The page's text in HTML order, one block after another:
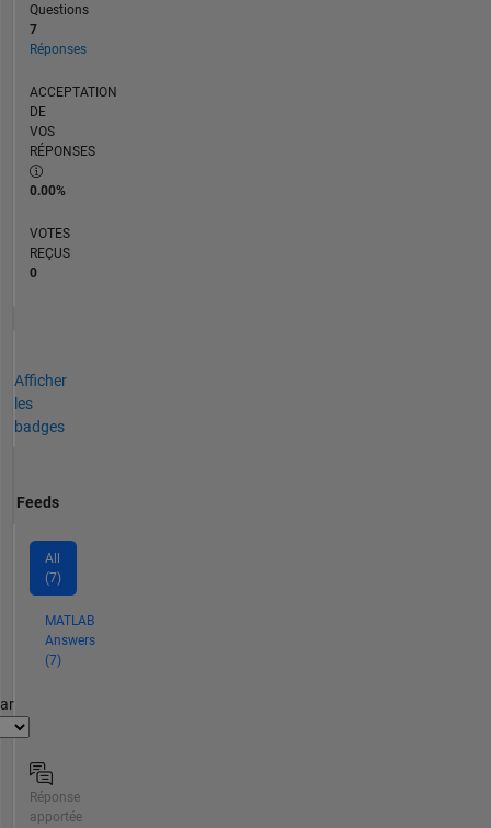
Questions
7
Réponses
ACCEPTATION
DE
VOS
RÉPONSES
0.00%
VOTES
REÇUS
0
Afficher
les
badges
Feeds
All
(7)
MATLAB
Answers
(7)
Réponse
apportée